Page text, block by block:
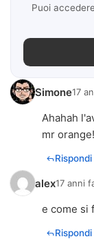
Puoi
Simone17
Ahahah
mr
Rispondi
alex17 anni
e come si
Rispondi